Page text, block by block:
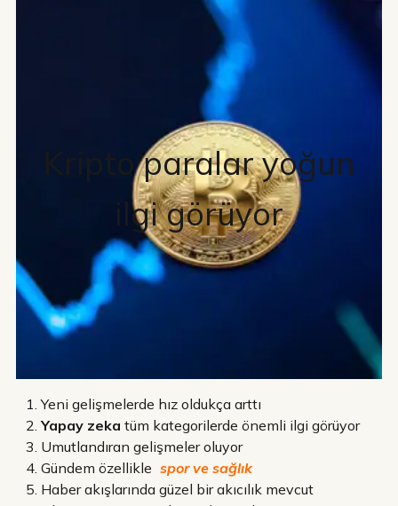
Kripto paralar yoğun
ilgi görüyor
Yeni gelişmelerde hız oldukça arttı
Yapay zeka tüm kategorilerde önemli ilgi görüyor
Umutlandıran gelişmeler oluyor
Gündem özellikle spor ve sağlık
Haber akışlarında güzel bir akıcılık mevcut